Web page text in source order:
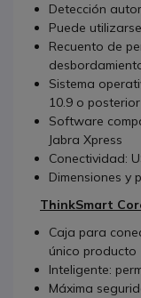
Detección
Puede
Recuento de
Sistema
10.9 o posterior
Software
Jabra Xpress
Conectividad:
Dimensiones y
ThinkSmart
Caja para
único producto
Inteligente:
Máxima